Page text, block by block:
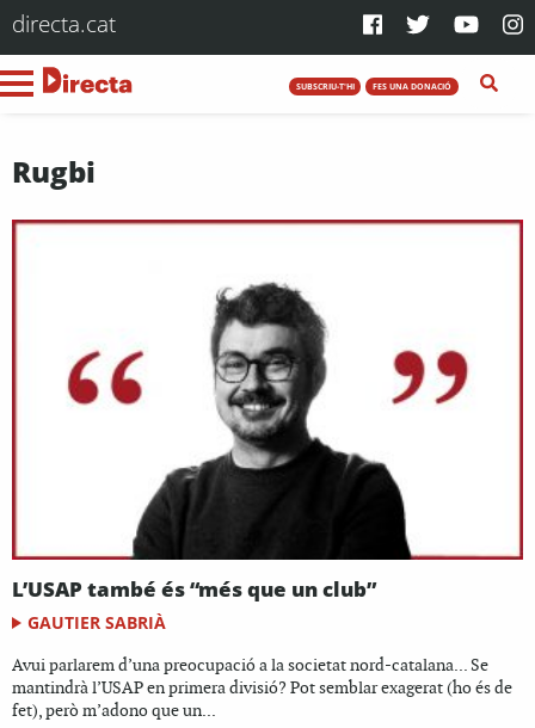
directa.cat
SUBSCRIU-T'HI FES UNA DONACIÓ
Rugbi
L’USAP també és “més que un club”
GAUTIER SABRIÀ
Avui parlarem d’una preocupació a la societat nord-catalana... Se
mantindrà l’USAP en primera divisió? Pot semblar exagerat (ho és de
fet), però m’adono que un...